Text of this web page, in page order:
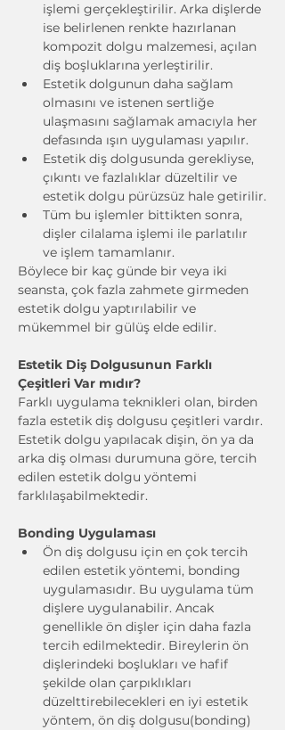
işlemi gerçekleştirilir. Arka dişlerde
ise belirlenen renkte hazırlanan
kompozit dolgu malzemesi, açılan
diş boşluklarına yerleştirilir.
Estetik dolgunun daha sağlam
olmasını ve istenen sertliğe
ulaşmasını sağlamak amacıyla her
defasında ışın uygulaması yapılır.
Estetik diş dolgusunda gerekliyse,
çıkıntı ve fazlalıklar düzeltilir ve
estetik dolgu pürüzsüz hale getirilir.
Tüm bu işlemler bittikten sonra,
dişler cilalama işlemi ile parlatılır
ve işlem tamamlanır.
Böylece bir kaç günde bir veya iki
seansta, çok fazla zahmete girmeden
estetik dolgu yaptırılabilir ve
mükemmel bir gülüş elde edilir.
Estetik Diş Dolgusunun Farklı
Çeşitleri Var mıdır?
Farklı uygulama teknikleri olan, birden
fazla estetik diş dolgusu çeşitleri vardır.
Estetik dolgu yapılacak dişin, ön ya da
arka diş olması durumuna göre, tercih
edilen estetik dolgu yöntemi
farklılaşabilmektedir.
Bonding Uygulaması
Ön diş dolgusu için en çok tercih
edilen estetik yöntemi, bonding
uygulamasıdır. Bu uygulama tüm
dişlere uygulanabilir. Ancak
genellikle ön dişler için daha fazla
tercih edilmektedir. Bireylerin ön
dişlerindeki boşlukları ve hafif
şekilde olan çarpıklıkları
düzelttirebilecekleri en iyi estetik
yöntem, ön diş dolgusu(bonding)